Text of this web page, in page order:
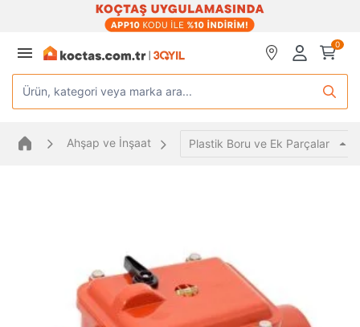
0
Ürün, kategori veya marka ara...
Ahşap ve İnşaat Plastik Boru ve Ek Parçalar